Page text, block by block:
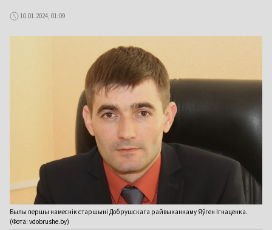
10.01.2024, 01:09
Былы першы намеснік старшыні Добрушскага райвыканкаму Яўген Ігнаценка.
(Фота: vdobrushe.by)